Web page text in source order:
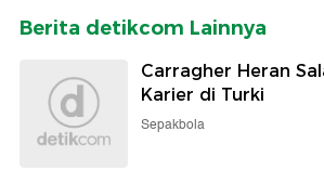
Berita detikcom Lainnya
Carragher Heran
Karier di Turki
Sepakbola